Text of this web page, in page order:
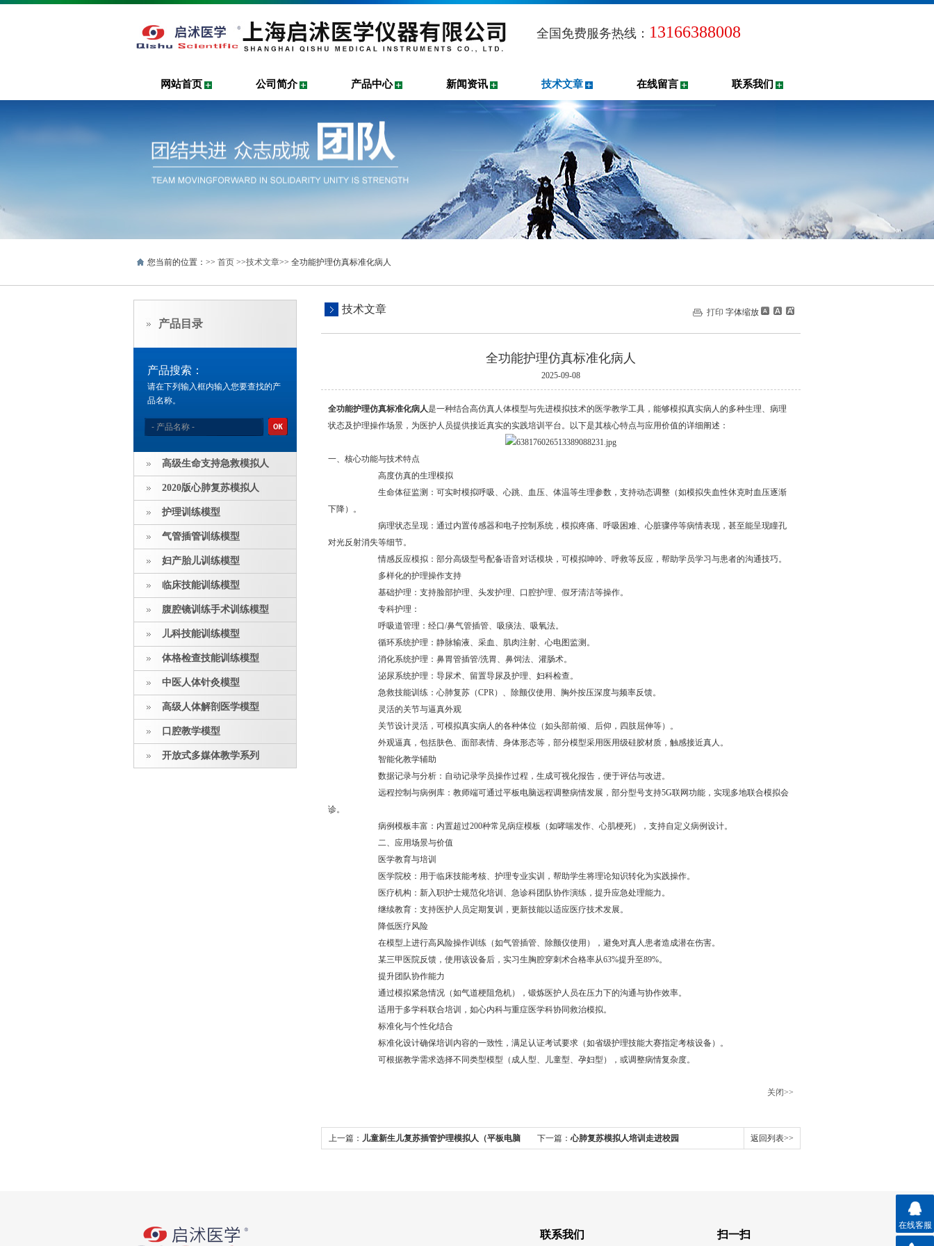
全国免费服务热线： 13166388008
网站首页 公司简介 产品中心 新闻资讯 技术文章 在线留言 联系我们
您当前的位置：>> 首页 >>技术文章>> 全功能护理仿真标准化病人
产品目录
产品搜索：
请在下列输入框内输入您要查找的产
品名称。
高级生命支持急救模拟人
2020版心肺复苏模拟人
护理训练模型
气管插管训练模型
妇产胎儿训练模型
临床技能训练模型
腹腔镜训练手术训练模型
儿科技能训练模型
体格检查技能训练模型
中医人体针灸模型
高级人体解剖医学模型
口腔教学模型
开放式多媒体教学系列
技术文章 打印 字体缩放
全功能护理仿真标准化病人
2025-09-08
全功能护理仿真标准化病人是一种结合高仿真人体模型与先进模拟技术的医学教学工具，能够模拟真实病人的多种生理、病理
状态及护理操作场景，为医护人员提供接近真实的实践培训平台。以下是其核心特点与应用价值的详细阐述：
一、核心功能与技术特点
高度仿真的生理模拟
生命体征监测：可实时模拟呼吸、心跳、血压、体温等生理参数，支持动态调整（如模拟失血性休克时血压逐渐
下降）。
病理状态呈现：通过内置传感器和电子控制系统，模拟疼痛、呼吸困难、心脏骤停等病情表现，甚至能呈现瞳孔
对光反射消失等细节。
情感反应模拟：部分高级型号配备语音对话模块，可模拟呻吟、呼救等反应，帮助学员学习与患者的沟通技巧。
多样化的护理操作支持
基础护理：支持脸部护理、头发护理、口腔护理、假牙清洁等操作。
专科护理：
呼吸道管理：经口/鼻气管插管、吸痰法、吸氧法。
循环系统护理：静脉输液、采血、肌肉注射、心电图监测。
消化系统护理：鼻胃管插管/洗胃、鼻饲法、灌肠术。
泌尿系统护理：导尿术、留置导尿及护理、妇科检查。
急救技能训练：心肺复苏（CPR）、除颤仪使用、胸外按压深度与频率反馈。
灵活的关节与逼真外观
关节设计灵活，可模拟真实病人的各种体位（如头部前倾、后仰，四肢屈伸等）。
外观逼真，包括肤色、面部表情、身体形态等，部分模型采用医用级硅胶材质，触感接近真人。
智能化教学辅助
数据记录与分析：自动记录学员操作过程，生成可视化报告，便于评估与改进。
远程控制与病例库：教师端可通过平板电脑远程调整病情发展，部分型号支持5G联网功能，实现多地联合模拟会
诊。
病例模板丰富：内置超过200种常见病症模板（如哮喘发作、心肌梗死），支持自定义病例设计。
二、应用场景与价值
医学教育与培训
医学院校：用于临床技能考核、护理专业实训，帮助学生将理论知识转化为实践操作。
医疗机构：新入职护士规范化培训、急诊科团队协作演练，提升应急处理能力。
继续教育：支持医护人员定期复训，更新技能以适应医疗技术发展。
降低医疗风险
在模型上进行高风险操作训练（如气管插管、除颤仪使用），避免对真人患者造成潜在伤害。
某三甲医院反馈，使用该设备后，实习生胸腔穿刺术合格率从63%提升至89%。
提升团队协作能力
通过模拟紧急情况（如气道梗阻危机），锻炼医护人员在压力下的沟通与协作效率。
适用于多学科联合培训，如心内科与重症医学科协同救治模拟。
标准化与个性化结合
标准化设计确保培训内容的一致性，满足认证考试要求（如省级护理技能大赛指定考核设备）。
可根据教学需求选择不同类型模型（成人型、儿童型、孕妇型），或调整病情复杂度。
关闭>>
上一篇： 儿童新生儿复苏插管护理模拟人（平板电脑 下一篇：心肺复苏模拟人培训走进校园 返回列表>>
扫一扫
联系我们
在线客服